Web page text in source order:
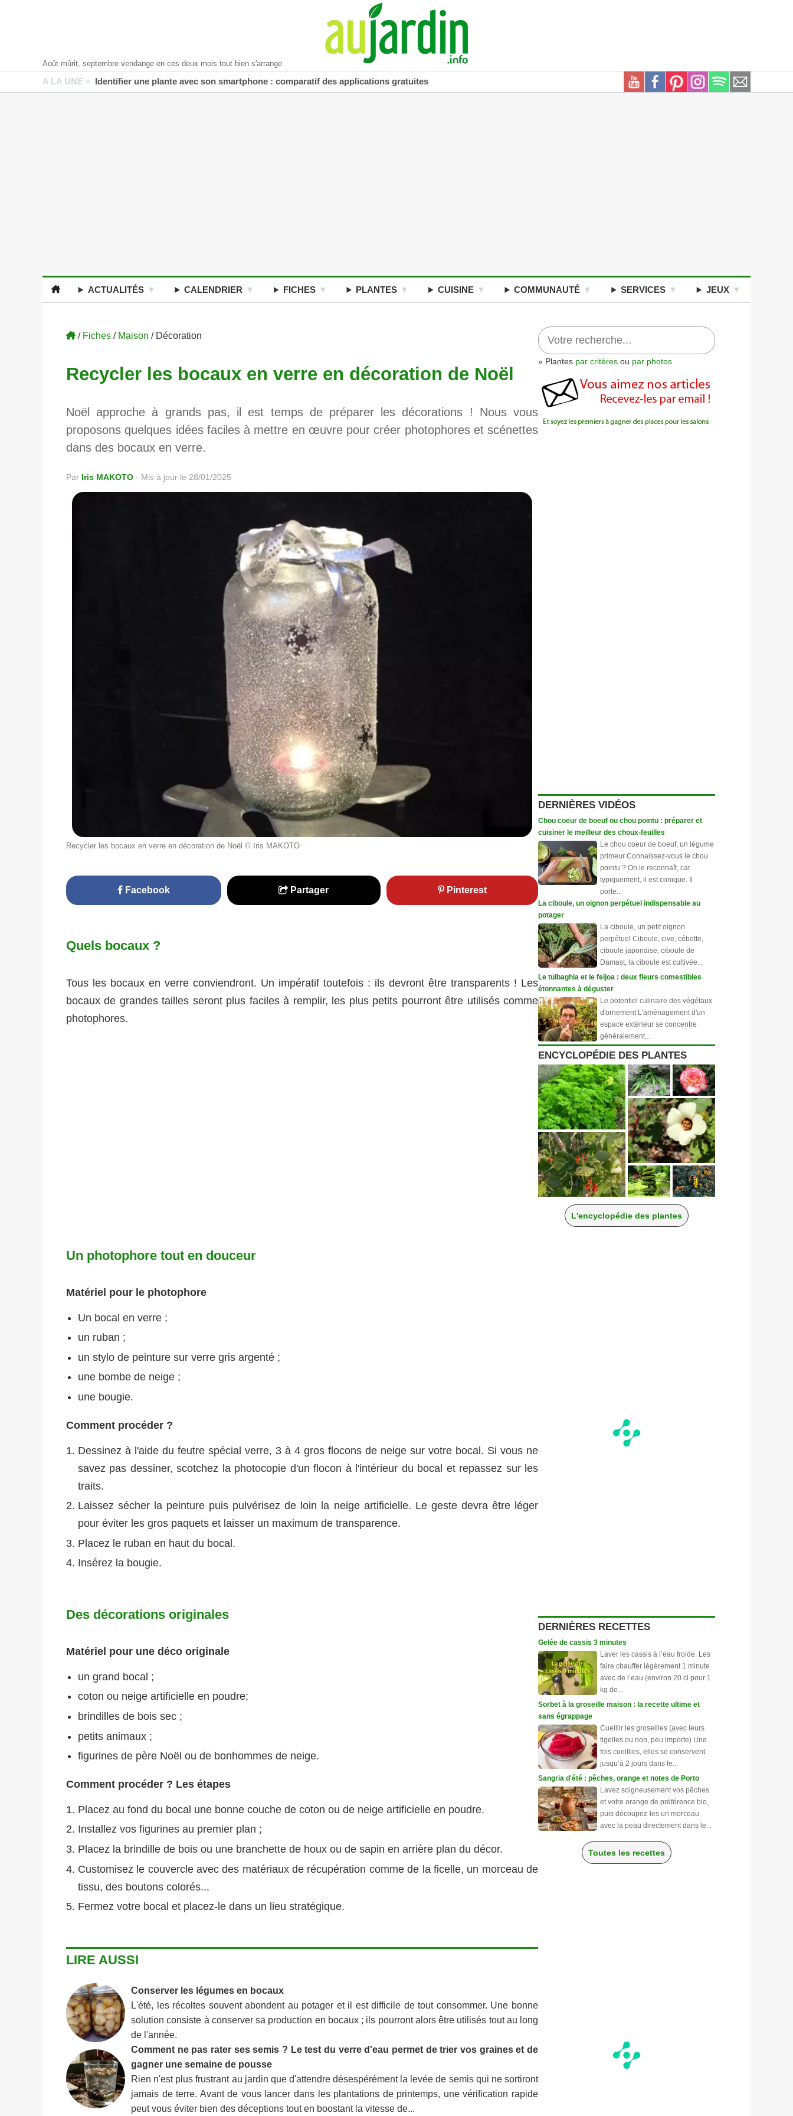
Août mûrit, septembre vendange en ces deux mois tout bien s'arrange
A LA UNE » Identifier une plante avec son smartphone : comparatif des applications gratuites
ACTUALITÉS CALENDRIER FICHES PLANTES CUISINE COMMUNAUTÉ SERVICES JEUX
/ Fiches / Maison / Décoration
Recycler les bocaux en verre en décoration de Noël
Noël approche à grands pas, il est temps de préparer les décorations ! Nous vous
proposons quelques idées faciles à mettre en œuvre pour créer photophores et scénettes
dans des bocaux en verre.
Par Iris MAKOTO - Mis à jour le 28/01/2025
Recycler les bocaux en verre en décoration de Noël © Iris MAKOTO
Facebook Partager Pinterest
Quels bocaux ?
Tous les bocaux en verre conviendront. Un impératif toutefois : ils devront être transparents ! Les
bocaux de grandes tailles seront plus faciles à remplir, les plus petits pourront être utilisés comme
photophores.
Un photophore tout en douceur
Matériel pour le photophore
Un bocal en verre ;
un ruban ;
un stylo de peinture sur verre gris argenté ;
une bombe de neige ;
une bougie.
Comment procéder ?
Dessinez à l'aide du feutre spécial verre, 3 à 4 gros flocons de neige sur votre bocal. Si vous ne
savez pas dessiner, scotchez la photocopie d'un flocon à l'intérieur du bocal et repassez sur les
traits.
Laissez sécher la peinture puis pulvérisez de loin la neige artificielle. Le geste devra être léger
pour éviter les gros paquets et laisser un maximum de transparence.
Placez le ruban en haut du bocal.
Insérez la bougie.
Des décorations originales
Matériel pour une déco originale
un grand bocal ;
coton ou neige artificielle en poudre;
brindilles de bois sec ;
petits animaux ;
figurines de père Noël ou de bonhommes de neige.
Comment procéder ? Les étapes
Placez au fond du bocal une bonne couche de coton ou de neige artificielle en poudre.
Installez vos figurines au premier plan ;
Placez la brindille de bois ou une branchette de houx ou de sapin en arrière plan du décor.
Customisez le couvercle avec des matériaux de récupération comme de la ficelle, un morceau de
tissu, des boutons colorés...
Fermez votre bocal et placez-le dans un lieu stratégique.
LIRE AUSSI
Conserver les légumes en bocaux
L'été, les récoltes souvent abondent au potager et il est difficile de tout consommer. Une bonne
solution consiste à conserver sa production en bocaux ; ils pourront alors être utilisés tout au long
de l'année.
Comment ne pas rater ses semis ? Le test du verre d'eau permet de trier vos graines et de
gagner une semaine de pousse
Rien n'est plus frustrant au jardin que d'attendre désespérément la levée de semis qui ne sortiront
jamais de terre. Avant de vous lancer dans les plantations de printemps, une vérification rapide
peut vous éviter bien des déceptions tout en boostant la vitesse de...
» Plantes par critères ou par photos
DERNIÈRES VIDÉOS
Chou coeur de boeuf ou chou pointu : préparer et
cuisiner le meilleur des choux-feuilles
Le chou coeur de boeuf, un légume
primeur Connaissez-vous le chou
pointu ? On le reconnaît, car
typiquement, il est conique. Il
porte...
La ciboule, un oignon perpétuel indispensable au
potager
La ciboule, un petit oignon
perpétuel Ciboule, cive, cébette,
ciboule japonaise, ciboule de
Damast, la ciboule est cultivée...
Le tulbaghia et le feijoa : deux fleurs comestibles
étonnantes à déguster
Le potentiel culinaire des végétaux
d'ornement L'aménagement d'un
espace extérieur se concentre
généralement...
ENCYCLOPÉDIE DES PLANTES
L'encyclopédie des plantes
DERNIÈRES RECETTES
Gelée de cassis 3 minutes
Laver les cassis à l’eau froide. Les
faire chauffer légèrement 1 minute
avec de l’eau (environ 20 cl pour 1
kg de...
Sorbet à la groseille maison : la recette ultime et
sans égrappage
Cueillir les groseilles (avec leurs
tigelles ou non, peu importe) Une
fois cueillies, elles se conservent
jusqu’à 2 jours dans le...
Sangria d'été : pêches, orange et notes de Porto
Lavez soigneusement vos pêches
et votre orange de préférence bio,
puis découpez-les un morceau
avec la peau directement dans le...
Toutes les recettes